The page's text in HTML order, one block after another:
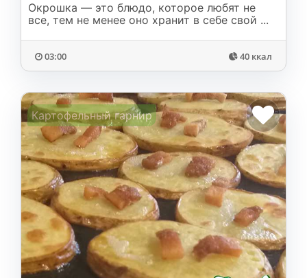
Окрошка — это блюдо, которое любят не
все, тем не менее оно хранит в себе свой ...
03:00 40 ккал
Картофельный гарнир